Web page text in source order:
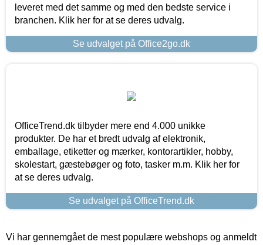
leveret med det samme og med den bedste service i
branchen. Klik her for at se deres udvalg.
Se udvalget på Office2go.dk
OfficeTrend.dk tilbyder mere end 4.000 unikke
produkter. De har et bredt udvalg af elektronik,
emballage, etiketter og mærker, kontorartikler, hobby,
skolestart, gæstebøger og foto, tasker m.m. Klik her for
at se deres udvalg.
Se udvalget på OfficeTrend.dk
Vi har gennemgået de mest populære webshops og anmeldt